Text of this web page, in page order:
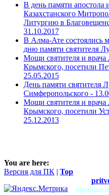
В день памяти апостола
Казахстанского
Литургию в
31.10.2017
В Алма-Ате состоялись
дню памяти святителя
Мощи святителя и врача
Крымского, посетили
25.05.2015
День памяти святителя
Симферопольского -
Мощи святителя и врача
Крымского, посетили
25.12.2013
You are here:
Версия для ПК | Top